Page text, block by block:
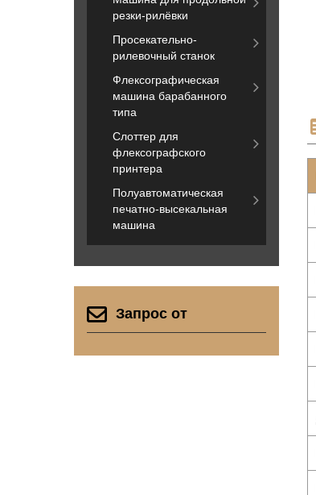
резки-рилёвки
Просекательно-
рилевочный станок
Флексографическая
машина барабанного
типа
Слоттер для
флексографского
принтера
Полуавтоматическая
печатно-высекальная
машина
Запрос от